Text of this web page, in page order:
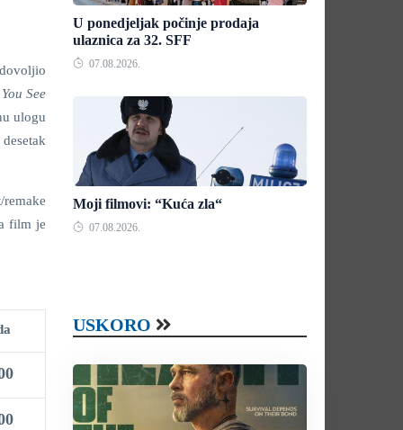
See
ulogu
film je
U ponedjeljak počinje prodaja
ulaznica za 32. SFF
07.08.2026.
Moji filmovi: “Kuća zla“
07.08.2026.
USKORO